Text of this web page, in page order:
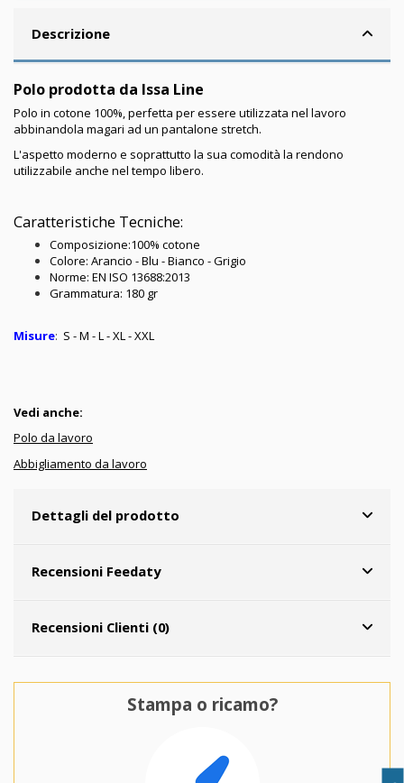
Descrizione
Polo prodotta da Issa Line
Polo in cotone 100%, perfetta per essere utilizzata nel lavoro
abbinandola magari ad un pantalone stretch.
L'aspetto moderno e soprattutto la sua comodità la rendono
utilizzabile anche nel tempo libero.
Caratteristiche Tecniche:
Composizione:100% cotone
Colore: Arancio - Blu - Bianco - Grigio
Norme: EN ISO 13688:2013
Grammatura: 180 gr
Misure: S - M - L - XL - XXL
Vedi anche:
Polo da lavoro
Abbigliamento da lavoro
Dettagli del prodotto
Recensioni Feedaty
Recensioni Clienti (0)
Stampa o ricamo?